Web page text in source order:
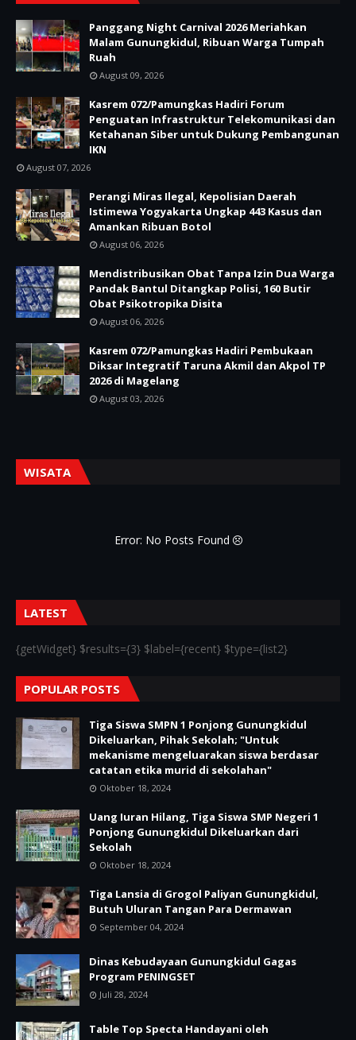
Panggang Night Carnival 2026 Meriahkan
Malam Gunungkidul, Ribuan Warga Tumpah
Ruah
August 09, 2026
Kasrem 072/Pamungkas Hadiri Forum
Penguatan Infrastruktur Telekomunikasi dan
Ketahanan Siber untuk Dukung Pembangunan
IKN
August 07, 2026
Perangi Miras Ilegal, Kepolisian Daerah
Istimewa Yogyakarta Ungkap 443 Kasus dan
Amankan Ribuan Botol
August 06, 2026
Mendistribusikan Obat Tanpa Izin Dua Warga
Pandak Bantul Ditangkap Polisi, 160 Butir
Obat Psikotropika Disita
August 06, 2026
Kasrem 072/Pamungkas Hadiri Pembukaan
Diksar Integratif Taruna Akmil dan Akpol TP
2026 di Magelang
August 03, 2026
WISATA
Error: No Posts Found
LATEST
{getWidget} $results={3} $label={recent} $type={list2}
POPULAR POSTS
Tiga Siswa SMPN 1 Ponjong Gunungkidul
Dikeluarkan, Pihak Sekolah; "Untuk
mekanisme mengeluarakan siswa berdasar
catatan etika murid di sekolahan"
Oktober 18, 2024
Uang Iuran Hilang, Tiga Siswa SMP Negeri 1
Ponjong Gunungkidul Dikeluarkan dari
Sekolah
Oktober 18, 2024
Tiga Lansia di Grogol Paliyan Gunungkidul,
Butuh Uluran Tangan Para Dermawan
September 04, 2024
Dinas Kebudayaan Gunungkidul Gagas
Program PENINGSET
Juli 28, 2024
Table Top Specta Handayani oleh